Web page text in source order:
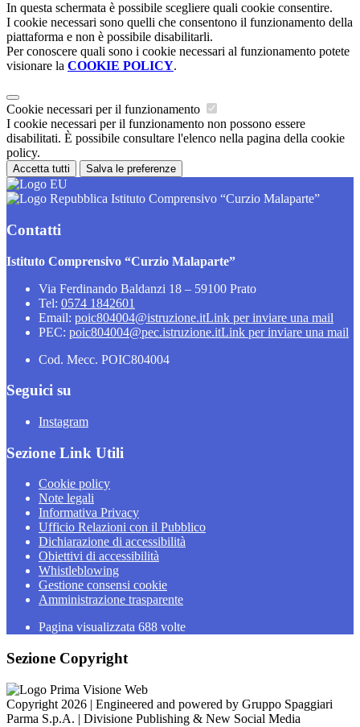
In questa schermata è possibile scegliere quali cookie consentire.
I cookie necessari sono quelli che consentono il funzionamento della
piattaforma e non è possibile disabilitarli.
Per conoscere quali sono i cookie necessari al funzionamento potete
visionare la COOKIE POLICY.
Cookie necessari per il funzionamento
I cookie necessari per il funzionamento non possono essere
disabilitati. È possibile consultare l'elenco nella pagina della cookie
policy.
Accetta tutti Salva le preferenze
Istituto Comprensivo “Curzio Malaparte”
Contatti
Istituto Comprensivo “Curzio Malaparte”
Via Ferdinando Baldanzi 18 – 59100 Prato
Tel: 0574 1842601
Email: poic804004@istruzione.itLink per inviare una mail
PEC: poic804004@pec.istruzione.itLink per inviare una mail
Cod. Mecc. POIC804004
Seguici su
Instagram
Sezione Link Utili
Cookie policy
Note legali
Informativa Privacy
Ufficio Relazioni con il Pubblico
Dichiarazione di accessibilità
Obiettivi di accessibilità
Whistleblowing
Gestione consensi cookie
Amministrazione trasparente
Pagina visualizzata 688 volte
Sezione Copyright
Copyright 2026 | Engineered and powered by Gruppo Spaggiari
Parma S.p.A. | Divisione Publishing & New Social Media